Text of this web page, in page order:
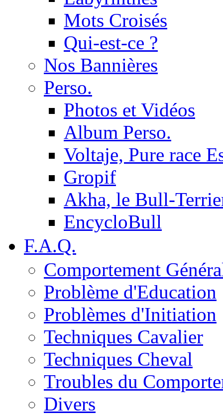
Mots Croisés
Qui-est-ce ?
Nos Bannières
Perso.
Photos et Vidéos
Album Perso.
Voltaje, Pure race
Gropif
Akha, le Bull-
EncycloBull
F.A.Q.
Comportement
Problème d'Education
Problèmes d'Initiation
Techniques Cavalier
Techniques Cheval
Troubles du
Divers